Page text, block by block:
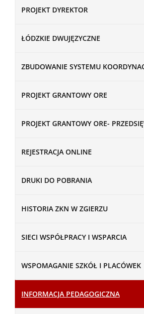
PROJEKT DYREKTOR
ŁÓDZKIE DWUJĘZYCZNE
ZBUDOWANIE SYSTEMU
PROJEKT GRANTOWY ORE
PROJEKT GRANTOWY ORE-
REJESTRACJA ONLINE
DRUKI DO POBRANIA
HISTORIA ZKN W ZGIERZU
SIECI WSPÓŁPRACY I WSPARCIA
WSPOMAGANIE SZKÓŁ I PLACÓWEK
INFORMACJA PEDAGOGICZNA